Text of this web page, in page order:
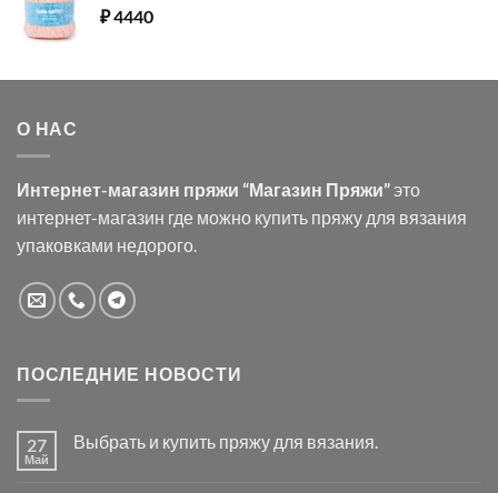
₽4440
О НАС
Интернет-магазин пряжи “Магазин Пряжи”это
интернет-магазин где можно купить пряжу для вязания
упаковками недорого.
ПОСЛЕДНИЕ НОВОСТИ
27
Май
Выбрать и купить пряжу для вязания.